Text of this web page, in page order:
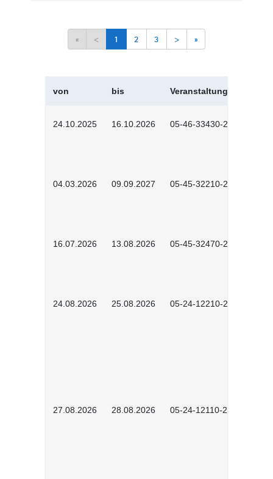
« < 1 2 3 > »
von bis Veranstaltungskürzel
24.10.2025 16.10.2026 05-46-33430-2501
04.03.2026 09.09.2027 05-45-32210-2601
16.07.2026 13.08.2026 05-45-32470-2601
24.08.2026 25.08.2026 05-24-12210-2601
27.08.2026 28.08.2026 05-24-12110-2601